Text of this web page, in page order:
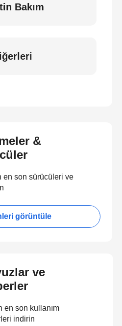
Bakım
&
en son sürücüleri ve
görüntüle
ve
en son kullanım
indirin